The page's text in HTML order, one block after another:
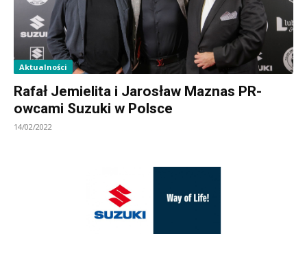
Aktualności
Rafał Jemielita i Jarosław Maznas PR-
owcami Suzuki w Polsce
14/02/2022